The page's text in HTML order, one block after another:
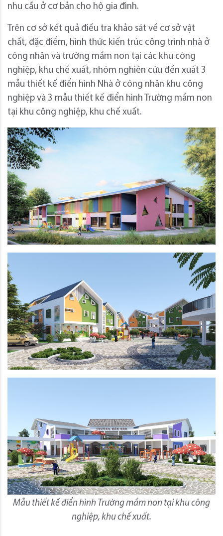
nhu cầu ở cơ bản cho hộ gia đình.
Trên cơ sở kết quả điều tra khảo sát về cơ sở vật
chất, đặc điểm, hình thức kiến trúc công trình nhà ở
công nhân và trường mầm non tại các khu công
nghiệp, khu chế xuất, nhóm nghiên cứu đền xuất 3
mẫu thiết kế điển hình Nhà ở công nhân khu công
nghiệp và 3 mẫu thiết kế điển hình Trường mầm non
tại khu công nghiệp, khu chế xuất.
Mẫu thiết kế điển hình Trường mầm non tại khu công
nghiệp, khu chế xuất.